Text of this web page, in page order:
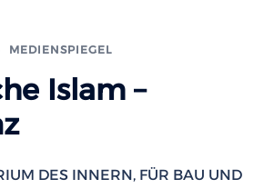
MEDIENSPIEGEL
Islam –
DES INNERN, FÜR BAU UND